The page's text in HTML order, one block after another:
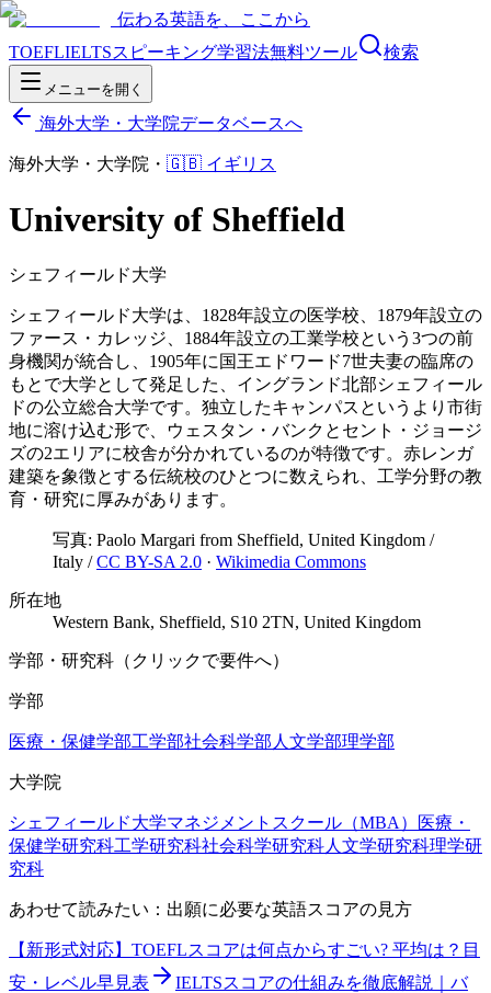
伝わる英語を、ここから
TOEFLIELTSスピーキング学習法無料ツール 検索
メニューを開く
海外大学・大学院データベースへ
海外大学・大学院 ・ 🇬🇧 イギリス
University of Sheffield
シェフィールド大学
シェフィールド大学は、1828年設立の医学校、1879年設立の
ファース・カレッジ、1884年設立の工業学校という3つの前
身機関が統合し、1905年に国王エドワード7世夫妻の臨席の
もとで大学として発足した、イングランド北部シェフィール
ドの公立総合大学です。独立したキャンパスというより市街
地に溶け込む形で、ウェスタン・バンクとセント・ジョージ
ズの2エリアに校舎が分かれているのが特徴です。赤レンガ
建築を象徴とする伝統校のひとつに数えられ、工学分野の教
育・研究に厚みがあります。
写真: Paolo Margari from Sheffield, United Kingdom /
Italy /CC BY-SA 2.0 · Wikimedia Commons
所在地
Western Bank, Sheffield, S10 2TN, United Kingdom
学部・研究科（クリックで要件へ）
学部
医療・保健学部工学部社会科学部 人文学部理学部
大学院
シェフィールド大学マネジメントスクール（MBA）
医療・
保健学研究科工学研究科社会科学研究科人文学研究科理学研
究科
あわせて読みたい：出願に必要な英語スコアの見方
【新形式対応】TOEFLスコアは何点からすごい? 平均は？目
安・レベル早見表
IELTSスコアの仕組みを徹底解説｜バ